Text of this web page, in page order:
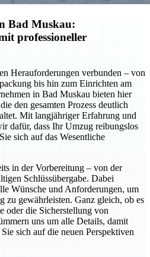
Bad Muskau:
professioneller
Herauforderungen verbunden – von
bis hin zum Einrichten am
in Bad Muskau bieten hier
den gesamten Prozess deutlich
Mit langjähriger Erfahrung und
dafür, dass Ihr Umzug reibungslos
sich auf das Wesentliche
in der Vorbereitung – von der
Schlüssübergabe. Dabei
Wünsche und Anforderungen, um
zu gewährleisten. Ganz gleich, ob es
oder die Sicherstellung von
uns um alle Details, damit
sich auf die neuen Perspektiven